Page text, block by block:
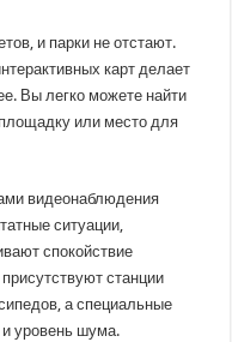
и парки не отстают.
карт делает
Вы легко можете найти
или место для
видеонаблюдения
ситуации,
спокойствие
станции
а специальные
и уровень шума.